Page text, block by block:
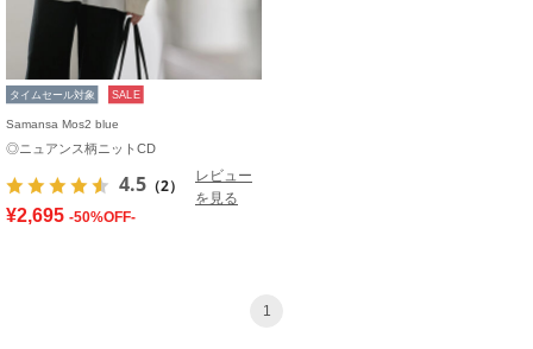
タイムセール対象 SALE
Samansa Mos2 blue
◎ニュアンス柄ニットCD
4.5 （2）
レビュー
を見る
¥2,695 -50%OFF-
1